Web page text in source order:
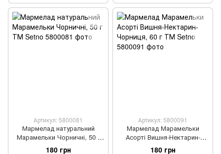
Артикул: 5800081
Мармелад натуральний
Марамельки Чорничні, 50 г
ТМ Setno
180 грн
Артикул: 5800091
Мармелад Марамельки
Асорті Вишня-Нектарин-
Чорниця, 60 г ТМ Setno
180 грн